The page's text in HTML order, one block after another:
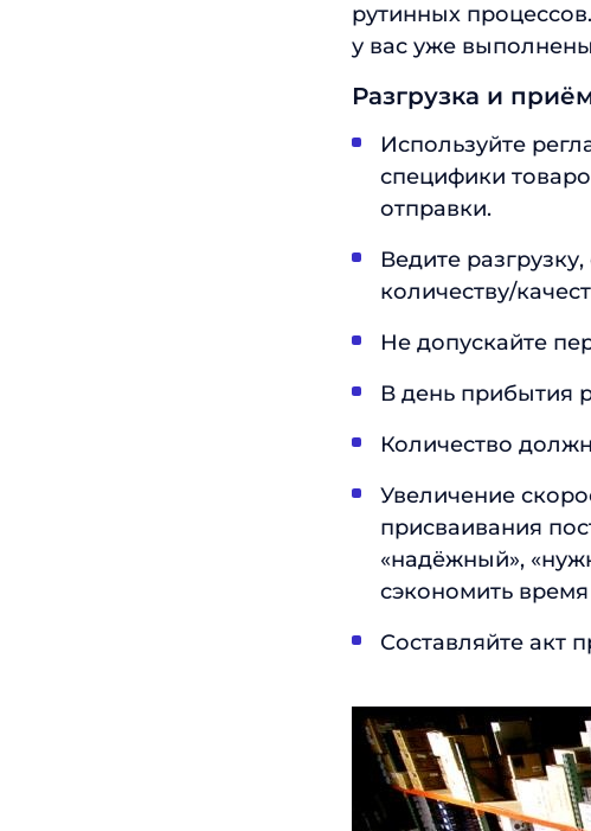
рутинных
у вас уже
Разгрузка и
Используйте
специфики
отправки.
Ведите
количеству/
Не допускайте
В день прибытия
Количество
Увеличение
присваивания
«надёжный»,
сэкономить
Составляйте акт